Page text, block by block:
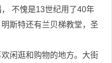
不愧是13世纪用了40年
斯特还有兰贝梯教堂，圣
闲逛和购物的地方。大街